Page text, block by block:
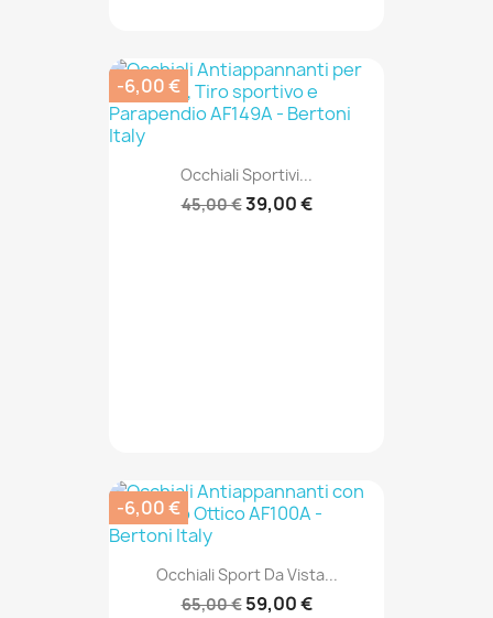
Occhiali Sportivi...
45,00 €39,00 €
-6,00 €
Occhiali Sport Da Vista...
65,00 € 59,00 €
-6,00 €